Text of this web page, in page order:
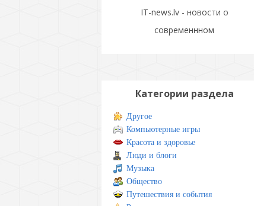
IT-news.lv - новости о
современнном
Категории раздела
Другое
Компьютерные игры
Красота и здоровье
Люди и блоги
Музыка
Общество
Путешествия и события